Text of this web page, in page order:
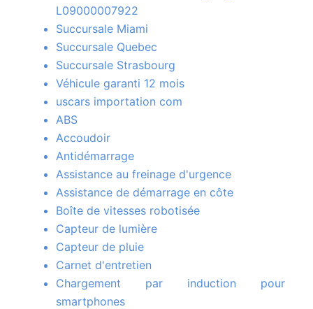
L09000007922
Succursale Miami
Succursale Quebec
Succursale Strasbourg
Véhicule garanti 12 mois
uscars importation com
ABS
Accoudoir
Antidémarrage
Assistance au freinage d'urgence
Assistance de démarrage en côte
Boîte de vitesses robotisée
Capteur de lumière
Capteur de pluie
Carnet d'entretien
Chargement par induction pour
smartphones